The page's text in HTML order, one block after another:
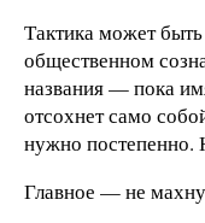
Тактика может
общественном
названия — пока
отсохнет само
нужно постепенно.
Главное — не